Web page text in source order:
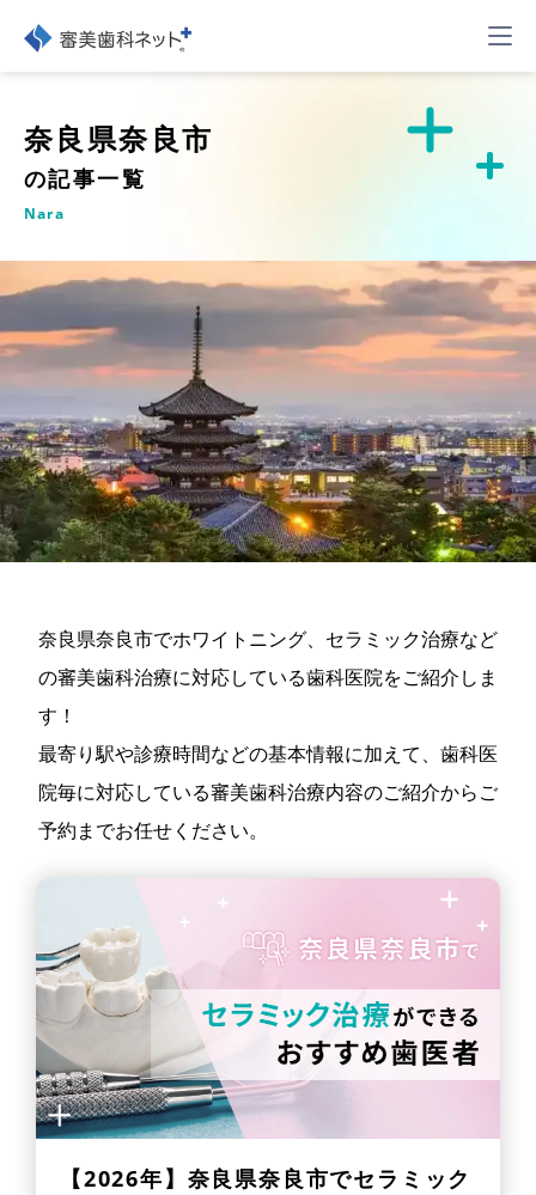
奈良県奈良市
の記事一覧
Nara
奈良県奈良市でホワイトニング、セラミック治療など
の審美歯科治療に対応している歯科医院をご紹介しま
す！
最寄り駅や診療時間などの基本情報に加えて、歯科医
院毎に対応している審美歯科治療内容のご紹介からご
予約までお任せください。
【2026年】 奈良県奈良市でセラミック